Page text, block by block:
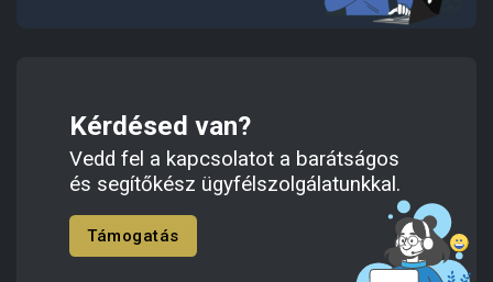
Kérdésed van?
Vedd fel a kapcsolatot a barátságos
és segítőkész ügyfélszolgálatunkkal.
Támogatás